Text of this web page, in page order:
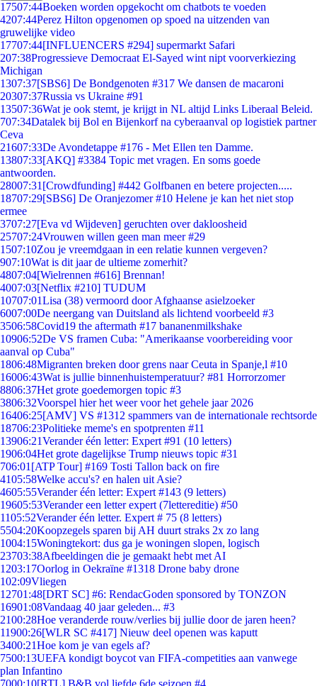
17507:44Boeken worden opgekocht om chatbots te voeden
4207:44Perez Hilton opgenomen op spoed na uitzenden van
gruwelijke video
17707:44[INFLUENCERS #294] supermarkt Safari
207:38Progressieve Democraat El-Sayed wint nipt voorverkiezing
Michigan
1307:37[SBS6] De Bondgenoten #317 We dansen de macaroni
20307:37Russia vs Ukraine #91
13507:36Wat je ook stemt, je krijgt in NL altijd Links Liberaal Beleid.
707:34Datalek bij Bol en Bijenkorf na cyberaanval op logistiek partner
Ceva
21607:33De Avondetappe #176 - Met Ellen ten Damme.
13807:33[AKQ] #3384 Topic met vragen. En soms goede
antwoorden.
28007:31 [Crowdfunding] #442 Golfbanen en betere projecten.....
18707:29[SBS6] De Oranjezomer #10 Helene je kan het niet stop
ermee
3707:27[Eva vd Wijdeven] geruchten over dakloosheid
25707:24Vrouwen willen geen man meer #29
1507:10Zou je vreemdgaan in een relatie kunnen vergeven?
907:10Wat is dit jaar de ultieme zomerhit?
4807:04[Wielrennen #616] Brennan!
4007:03[Netflix #210] TUDUM
10707:01Lisa (38) vermoord door Afghaanse asielzoeker
6007:00De neergang van Duitsland als lichtend voorbeeld #3
3506:58Covid19 the aftermath #17 bananenmilkshake
10906:52De VS framen Cuba: "Amerikaanse voorbereiding voor
aanval op Cuba"
1806:48Migranten breken door grens naar Ceuta in Spanje,l #10
16006:43Wat is jullie binnenhuistemperatuur? #81 Horrorzomer
8806:37Het grote goedemorgen topic #3
3806:32Voorspel hier het weer voor het gehele jaar 2026
16406:25[AMV] VS #1312 spammers van de internationale rechtsorde
18706:23Politieke meme's en spotprenten #11
13906:21Verander één letter: Expert #91 (10 letters)
1906:04Het grote dagelijkse Trump nieuws topic #31
706:01 [ATP Tour] #169 Tosti Tallon back on fire
4105:58Welke accu's? en halen uit Asie?
4605:55Verander één letter: Expert #143 (9 letters)
19605:53Verander een letter expert (7lettereditie) #50
1105:52Verander één letter. Expert # 75 (8 letters)
5504:20Koopzegels sparen bij AH duurt straks 2x zo lang
1004:15Woningtekort: dus ga je woningen slopen, logisch
23703:38Afbeeldingen die je gemaakt hebt met AI
1203:17Oorlog in Oekraïne #1318 Drone baby drone
102:09Vliegen
12701:48[DRT SC] #6: RendacGoden sponsored by TONZON
16901:08Vandaag 40 jaar geleden... #3
2100:28Hoe veranderde rouw/verlies bij jullie door de jaren heen?
11900:26[WLR SC #417] Nieuw deel openen was kaputt
3400:21Hoe kom je van egels af?
7500:13UEFA kondigt boycot van FIFA-competities aan vanwege
plan Infantino
7000:10[RTL] B&B vol liefde 6de seizoen #4